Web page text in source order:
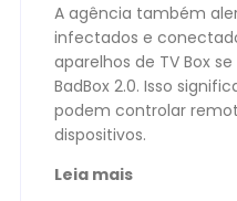
A agência também
infectados e
aparelhos de TV Box
BadBox 2.0. Isso
podem controlar
dispositivos.
Leia mais